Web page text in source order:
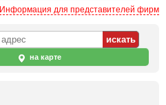
Информация для представителей фирм
на карте